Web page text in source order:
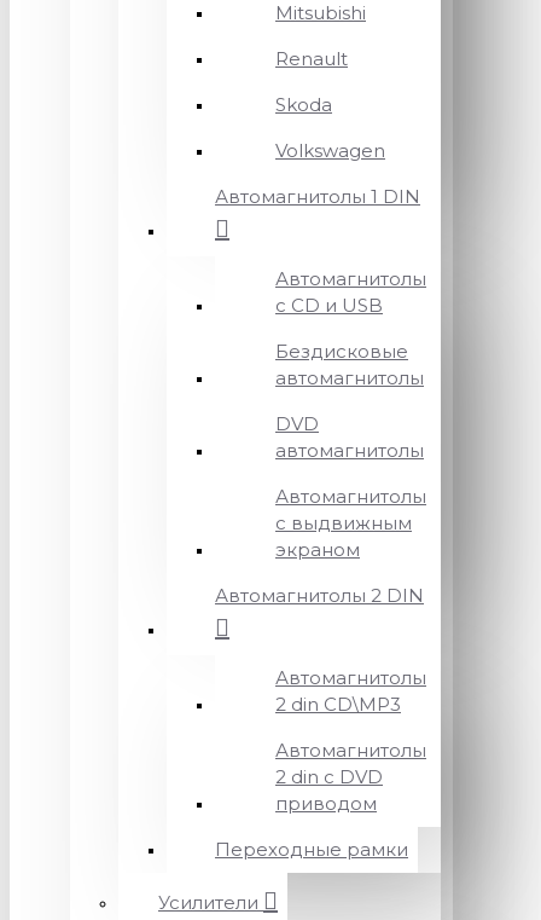
Mitsubishi
Renault
Skoda
Volkswagen
Автомагнитолы 1 DIN
Автомагнитолы
с CD и USB
Бездисковые
автомагнитолы
DVD
автомагнитолы
Автомагнитолы
с выдвижным
экраном
Автомагнитолы 2 DIN
Автомагнитолы
2 din CD\MP3
Автомагнитолы
2 din с DVD
приводом
Переходные рамки
Усилители